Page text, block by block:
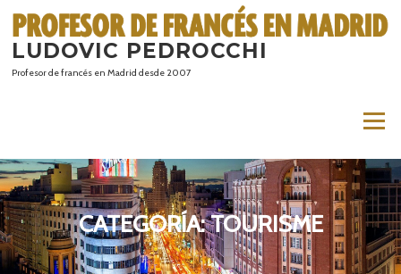
contenido
LUDOVIC PEDROCCHI
Profesor de francés en Madrid desde 2007
Menú
CATEGORÍA:TOURISME